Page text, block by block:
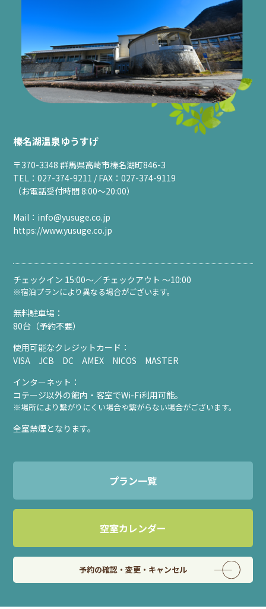
榛名湖温泉ゆうすげ
〒370-3348 群馬県高崎市榛名湖町846-3
TEL：027-374-9211 / FAX：027-374-9119
（お電話受付時間 8:00～20:00）
Mail： info@yusuge.co.jp
https://www.yusuge.co.jp
チェックイン 15:00～／チェックアウト ～10:00
※宿泊プランにより異なる場合がございます。
無料駐車場：
80台（予約不要）
使用可能なクレジットカード：
VISA JCB DC AMEX NICOS MASTER
インターネット：
コテージ以外の館内・客室でWi-Fi利用可能。
※場所により繋がりにくい場合や繋がらない場合がございます。
全室禁煙となります。
プラン一覧
空室カレンダー
予約の確認・変更・キャンセル